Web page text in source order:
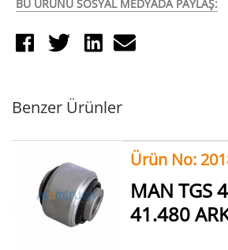
BU ÜRÜNÜ SOSYAL MEDYADA PAYLAŞ:
Benzer Ürünler
Ürün No:
MAN TGS
41.480